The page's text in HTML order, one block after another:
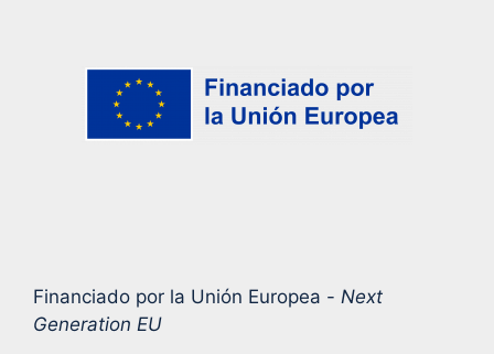
Financiado por la Unión Europea - Next
Generation EU